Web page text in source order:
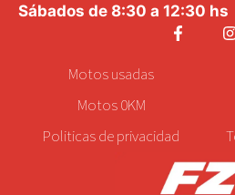
Sábados de 8:30 a 12:30 hs
Motosusadas
Motos 0KM
Politicas de privacidad